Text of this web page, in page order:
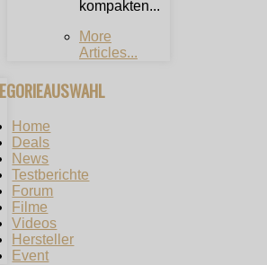
kompakten...
More
Articles...
Home
Deals
News
Testberichte
Forum
Filme
Videos
Hersteller
Event